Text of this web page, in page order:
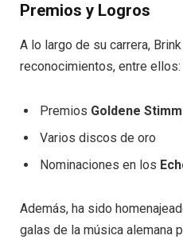
Premios y Logros
A lo largo de su carrera,
reconocimientos, entre ellos:
Premios Goldene
Varios discos de oro
Nominaciones en los
Además, ha sido
galas de la música alemana